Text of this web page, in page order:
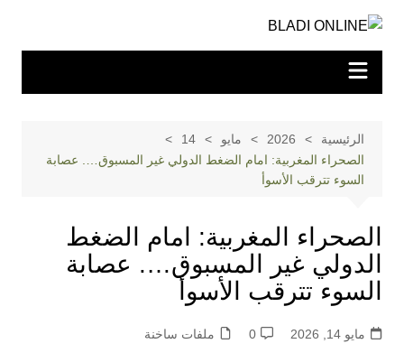
المحتوى
الرئيسية 2026 مايو
14
الصحراء المغربية: امام الضغط الدولي غير المسبوق…. عصابة
السوء تترقب الأسوأ
الصحراء المغربية: امام الضغط
الدولي غير المسبوق…. عصابة
السوء تترقب الأسوأ
مايو 14, 2026 0 ملفات ساخنة